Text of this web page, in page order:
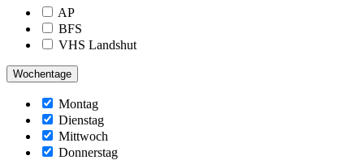
AP
BFS
VHS Landshut
Wochentage
Montag
Dienstag
Mittwoch
Donnerstag